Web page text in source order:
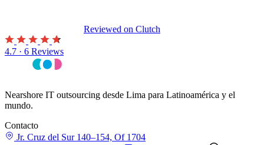
Reviewed on Clutch
4.7 · 6 Reviews
Nearshore IT outsourcing desde Lima para Latinoamérica y el
mundo.
Contacto
Jr. Cruz del Sur 140–154, Of 1704